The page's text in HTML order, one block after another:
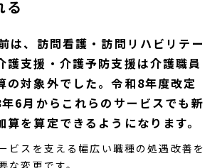
る
は、訪問看護・訪問リハビリテー
護支援・介護予防支援は介護職員
の対象外でした。令和8年度改定
6月からこれらのサービスでも新
算を算定できるようになります。
ビスを支える幅広い職種の処遇改善を